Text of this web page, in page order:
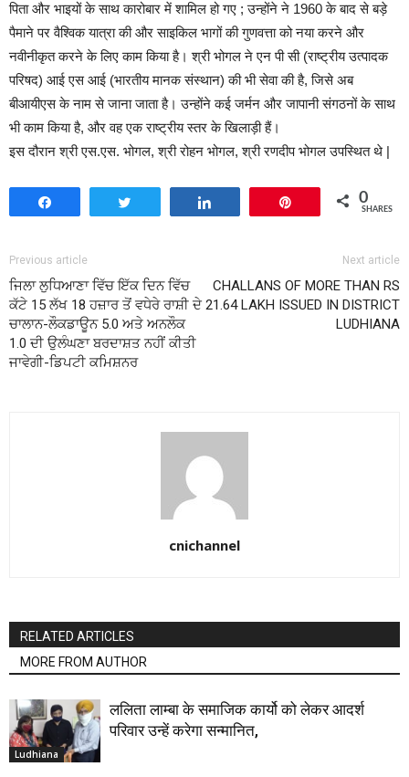
पिता और भाइयों के साथ कारोबार में शामिल हो गए ; उन्होंने ने 1960 के बाद से बड़े
पैमाने पर वैश्विक यात्रा की और साइकिल भागों की गुणवत्ता को नया करने और
नवीनीकृत करने के लिए काम किया है। श्री भोगल ने एन पी सी (राष्ट्रीय उत्पादक
परिषद) आई एस आई (भारतीय मानक संस्थान) की भी सेवा की है, जिसे अब
बीआयीएस के नाम से जाना जाता है। उन्होंने कई जर्मन और जापानी संगठनों के साथ
भी काम किया है, और वह एक राष्ट्रीय स्तर के खिलाड़ी हैं।
इस दौरान श्री एस.एस. भोगल, श्री रोहन भोगल, श्री रणदीप भोगल उपस्थित थे |
0
SHARES
Previous article
ਜਿਲਾ ਲੁਧਿਆਣਾ ਵਿੱਚ ਇੱਕ ਦਿਨ ਵਿੱਚ
ਕੱਟੇ 15 ਲੱਖ 18 ਹਜ਼ਾਰ ਤੋਂ ਵਧੇਰੇ ਰਾਸ਼ੀ ਦੇ
ਚਾਲਾਨ-ਲੌਕਡਾਊਨ 5.0 ਅਤੇ ਅਨਲੌਕ
1.0 ਦੀ ਉਲੰਘਣਾ ਬਰਦਾਸ਼ਤ ਨਹੀਂ ਕੀਤੀ
ਜਾਵੇਗੀ-ਡਿਪਟੀ ਕਮਿਸ਼ਨਰ
Next article
CHALLANS OF MORE THAN RS
21.64 LAKH ISSUED IN DISTRICT
LUDHIANA
cnichannel
RELATED ARTICLES
MORE FROM AUTHOR
Ludhiana
ललिता लाम्बा के समाजिक कार्यो को लेकर आदर्श
परिवार उन्हें करेगा सन्मानित,